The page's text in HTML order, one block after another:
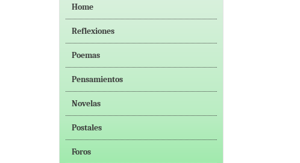
Home
Reflexiones
Poemas
Pensamientos
Novelas
Postales
Foros